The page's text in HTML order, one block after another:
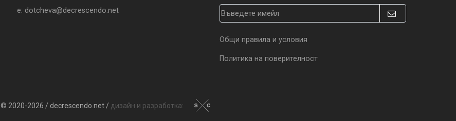
e: dotcheva@decrescendo.net
Общи правила и условия
Политика на поверителност
© 2020-2026 / decrescendo.net / дизайн и разработка: